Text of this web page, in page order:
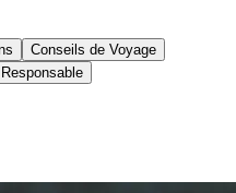
Conseils de Voyage